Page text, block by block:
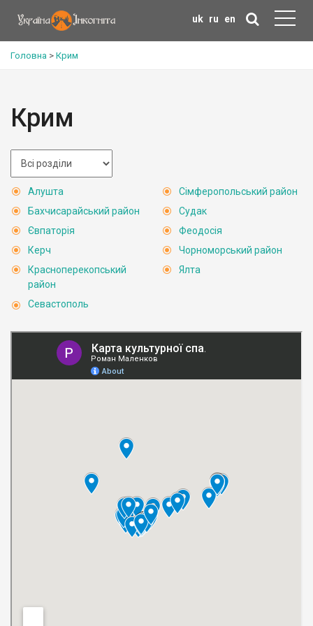
uk ru en
Головна > Крим
Крим
Алушта
Бахчисарайський район
Євпаторія
Керч
Красноперекопський
район
Севастополь
Сімферопольський район
Судак
Феодосія
Чорноморський район
Ялта